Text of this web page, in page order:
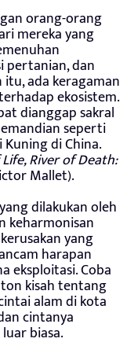
orang-orang
mereka yang
pertanian, dan
ada keragaman
ekosistem.
dianggap sakral
seperti
di China.
River of Death:
Mallet).
dilakukan oleh
keharmonisan
yang
harapan
eksploitasi. Coba
kisah tentang
alam di kota
cintanya
biasa.